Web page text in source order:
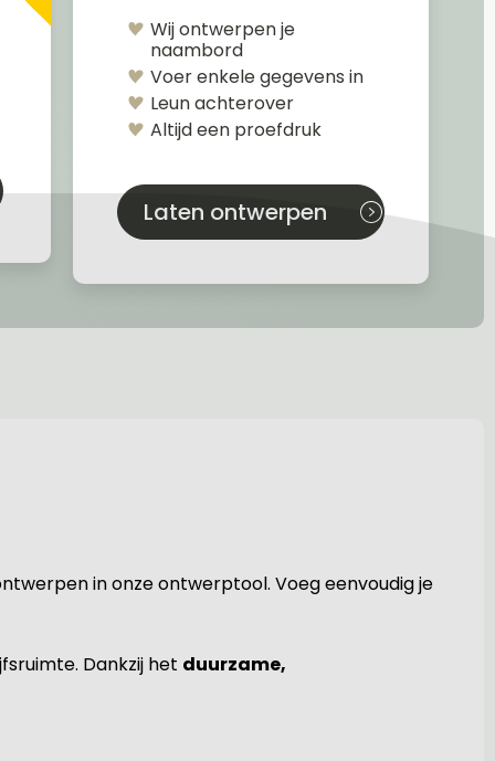
Wij ontwerpen je
naambord
Voer enkele gegevens in
Leun achterover
Altijd een proefdruk
Laten ontwerpen
in onze ontwerptool. Voeg eenvoudig je
Dankzij het duurzame,